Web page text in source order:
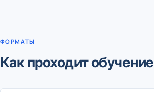
ФОРМАТЫ
Как проходит обучение